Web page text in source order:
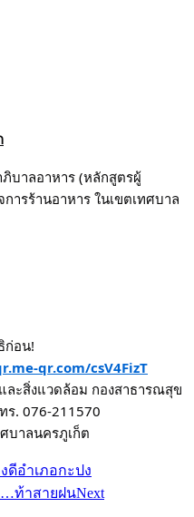
บาลอาหาร (หลักสูตรผู้
ารร้านอาหาร ในเขตเทศบาล
ก่อน!
qr.com/csV4FizT
ละสิ่งแวดล้อม กองสาธารณสุข
ร. 076-211570
บาลนครภูเก็ต
ดีอำเภอกะปง
ำ…ท้าสายฝนNext